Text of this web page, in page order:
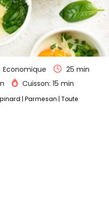
Economique
25 min
Cuisson: 15 min
Parmesan Toute